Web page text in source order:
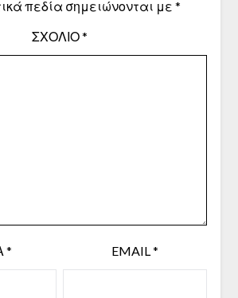
πεδία σημειώνονται με *
ΣΧΌΛΙΟ*
* EMAIL*